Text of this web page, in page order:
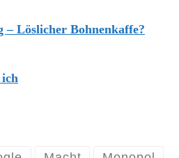
– Löslicher Bohnenkaffe?